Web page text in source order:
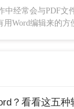
上如何免费将pdf
PDF转换成Word文
中经常会与PDF文
Word编辑来的方
？看看这五种